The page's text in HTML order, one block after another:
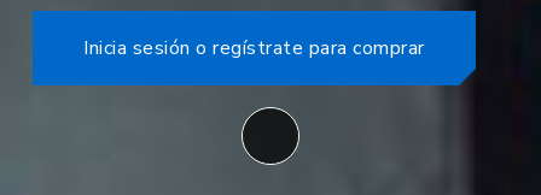
Inicia sesión o regístrate para comprar